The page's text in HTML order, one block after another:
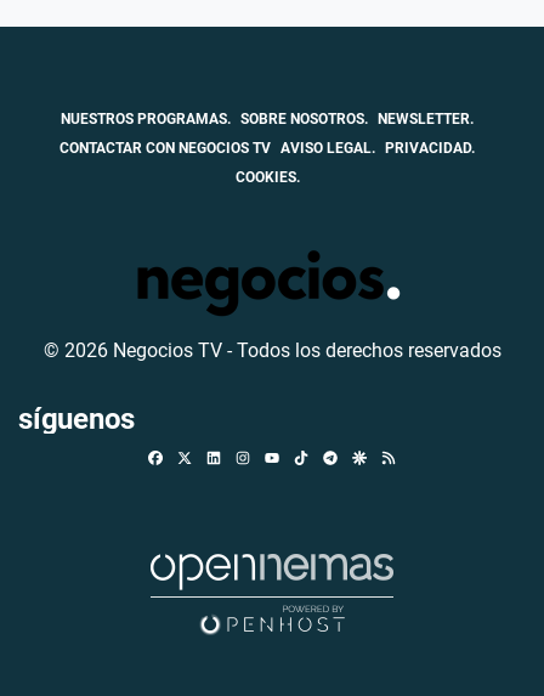
NUESTROS PROGRAMAS. SOBRE NOSOTROS. NEWSLETTER.
CONTACTAR CON NEGOCIOS TV AVISO LEGAL. PRIVACIDAD.
COOKIES.
© 2026 Negocios TV - Todos los derechos reservados
síguenos
FacebookLinkedinInstagramTikTokTelegramGoogle Discover